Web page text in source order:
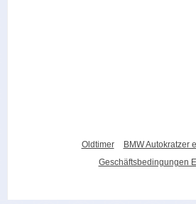
Oldtimer BMW Autokratzer
Geschäftsbedingungen